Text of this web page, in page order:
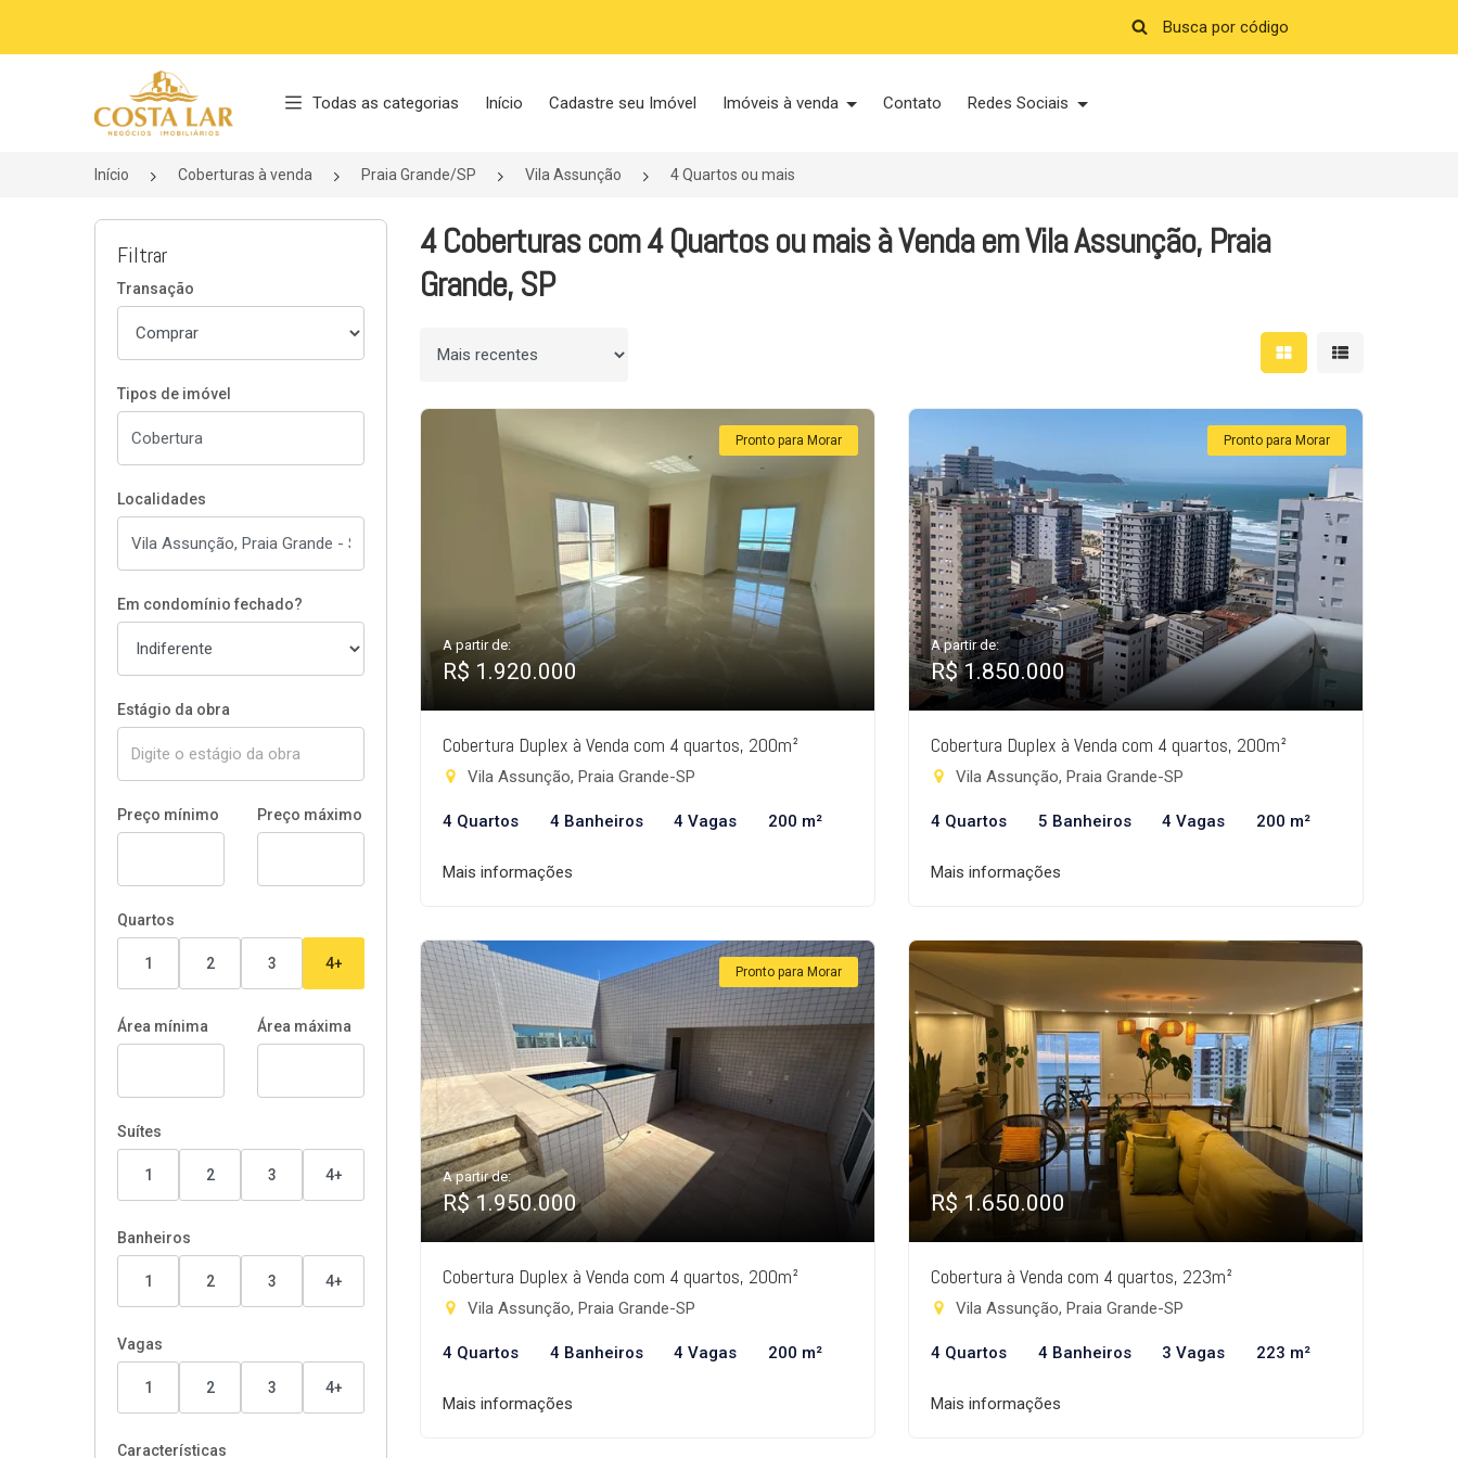
Página inicial
Todas as categorias Início Cadastre seu Imóvel Imóveis à venda Contato Redes Sociais
Início Coberturas à venda Praia Grande/SP Vila Assunção 4 Quartos ou mais
Filtrar
Transação
Tipos de imóvel
Localidades
Em condomínio fechado?
Estágio da obra
Preço mínimo Preço máximo
Quartos
1 2 3 4+
Área mínima Área máxima
Suítes
1 2 3 4+
Banheiros
1 2 3 4+
Vagas
1 2 3 4+
Características
4 Coberturas com 4 Quartos ou mais à Venda em Vila Assunção, Praia
Grande, SP
Ordenar por Mostrar resultados em
Mostrar
Pronto para Morar
A partir de:
R$ 1.920.000
Cobertura Duplex à Venda com 4 quartos, 200m²
Vila Assunção, Praia Grande-SP
4 Quartos 4 Banheiros 4 Vagas 200 m²
Mais informações
Pronto para Morar
A partir de:
R$ 1.850.000
Cobertura Duplex à Venda com 4 quartos, 200m²
Vila Assunção, Praia Grande-SP
4 Quartos 5 Banheiros 4 Vagas 200 m²
Mais informações
Pronto para Morar
A partir de:
R$ 1.950.000
Cobertura Duplex à Venda com 4 quartos, 200m²
Vila Assunção, Praia Grande-SP
4 Quartos 4 Banheiros 4 Vagas 200 m²
Mais informações
R$ 1.650.000
Cobertura à Venda com 4 quartos, 223m²
Vila Assunção, Praia Grande-SP
4 Quartos 4 Banheiros 3 Vagas 223 m²
Mais informações